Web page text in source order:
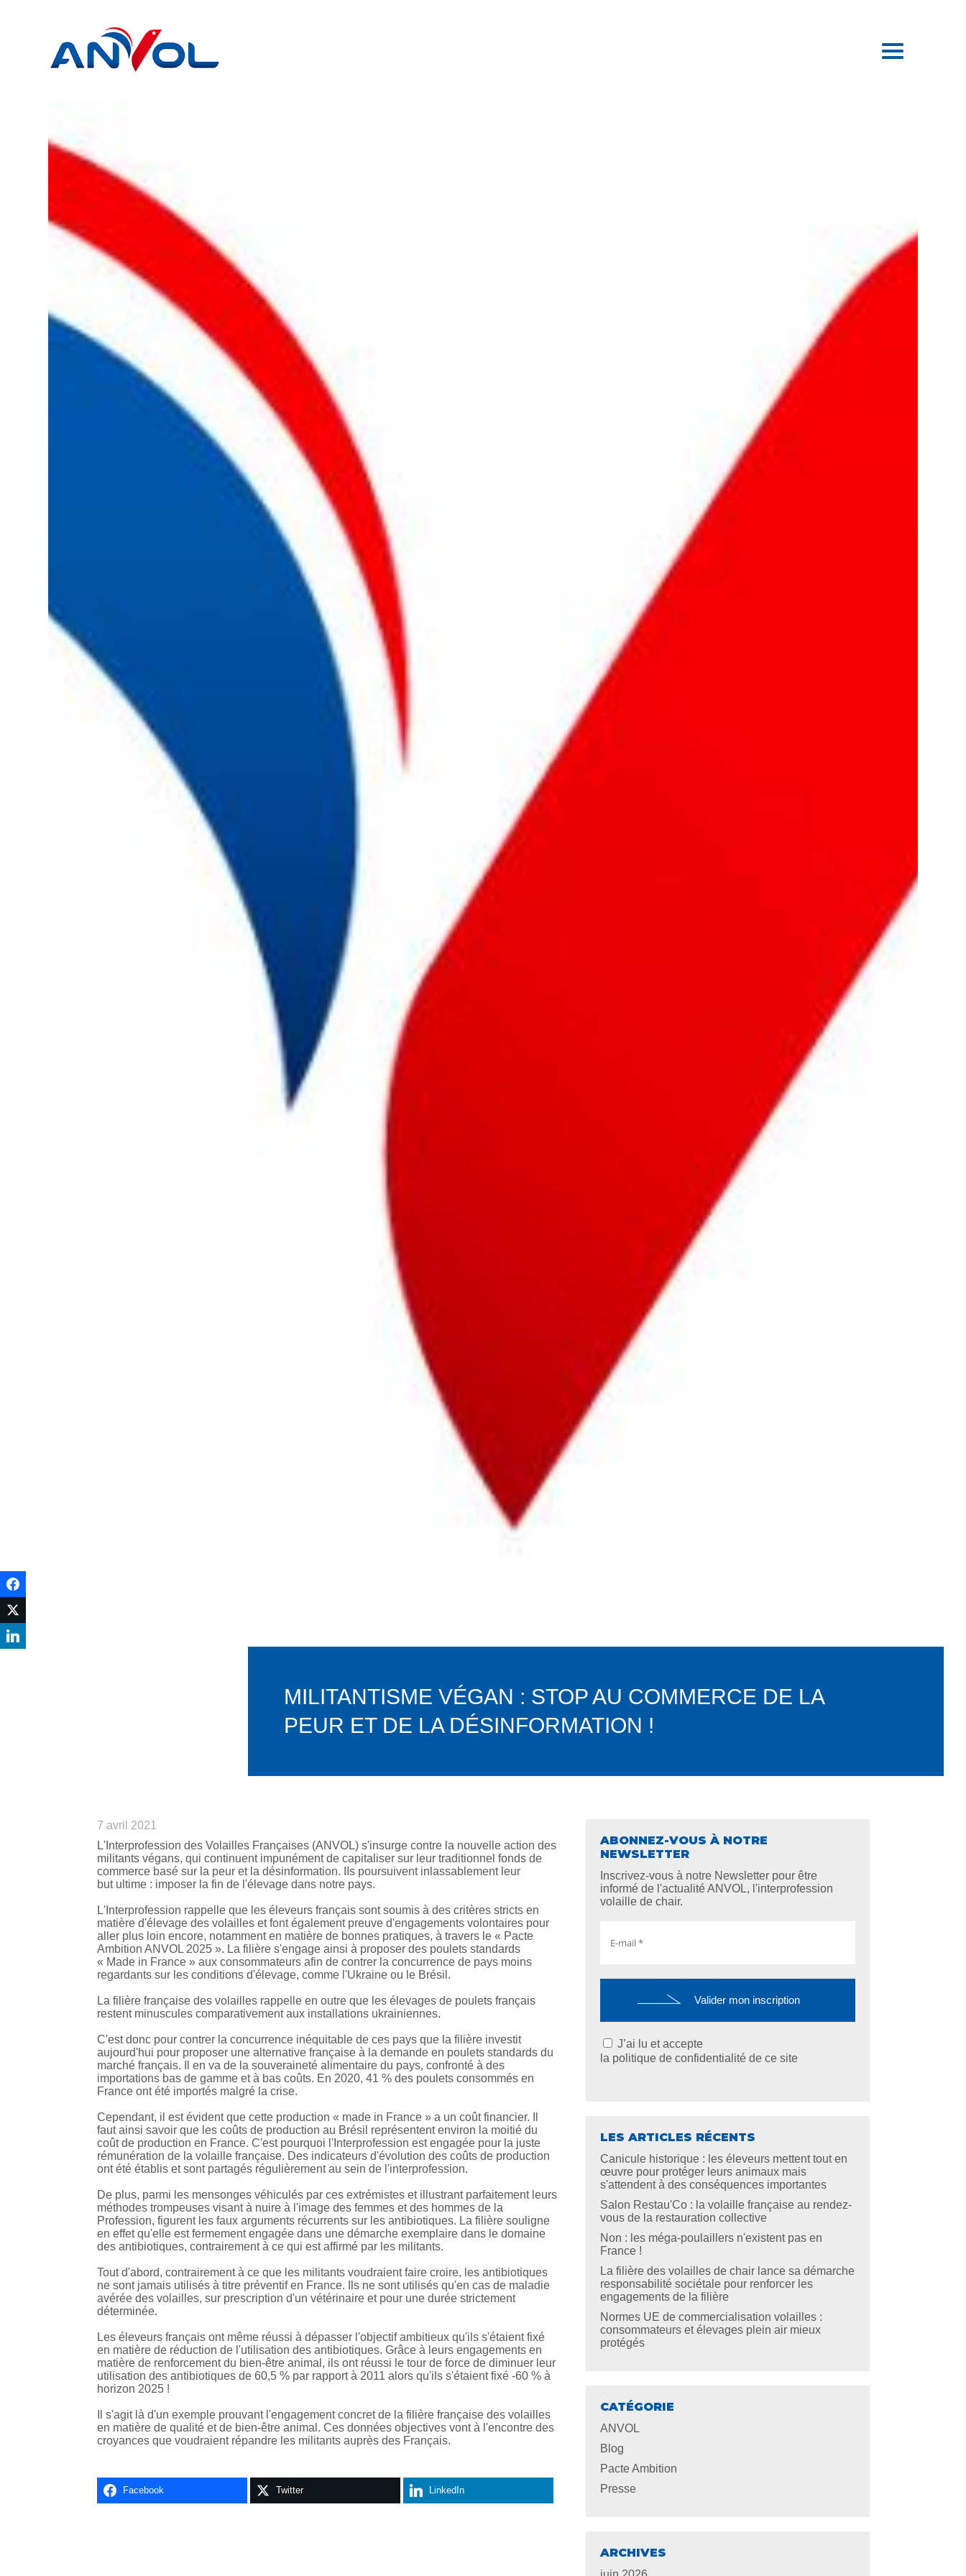
MILITANTISME VÉGAN : STOP AU COMMERCE DE LA
PEUR ET DE LA DÉSINFORMATION !
7 avril 2021
L'Interprofession des Volailles Françaises (ANVOL) s'insurge contre la nouvelle action des
militants végans, qui continuent impunément de capitaliser sur leur traditionnel fonds de
commerce basé sur la peur et la désinformation. IIs poursuivent inlassablement leur
but ultime : imposer la fin de l'élevage dans notre pays.
L'Interprofession rappelle que les éleveurs français sont soumis à des critères stricts en
matière d'élevage des volailles et font également preuve d'engagements volontaires pour
aller plus loin encore, notamment en matière de bonnes pratiques, à travers le « Pacte
Ambition ANVOL 2025 ». La filière s'engage ainsi à proposer des poulets standards
« Made in France » aux consommateurs afin de contrer la concurrence de pays moins
regardants sur les conditions d'élevage, comme l'Ukraine ou le Brésil.
La filière française des volailles rappelle en outre que les élevages de poulets français
restent minuscules comparativement aux installations ukrainiennes.
C'est donc pour contrer la concurrence inéquitable de ces pays que la filière investit
aujourd'hui pour proposer une alternative française à la demande en poulets standards du
marché français. Il en va de la souveraineté alimentaire du pays, confronté à des
importations bas de gamme et à bas coûts. En 2020, 41 % des poulets consommés en
France ont été importés malgré la crise.
Cependant, il est évident que cette production « made in France » a un coût financier. Il
faut ainsi savoir que les coûts de production au Brésil représentent environ la moitié du
coût de production en France. C'est pourquoi l'Interprofession est engagée pour la juste
rémunération de la volaille française. Des indicateurs d'évolution des coûts de production
ont été établis et sont partagés régulièrement au sein de l'interprofession.
De plus, parmi les mensonges véhiculés par ces extrémistes et illustrant parfaitement leurs
méthodes trompeuses visant à nuire à l'image des femmes et des hommes de la
Profession, figurent les faux arguments récurrents sur les antibiotiques. La filière souligne
en effet qu'elle est fermement engagée dans une démarche exemplaire dans le domaine
des antibiotiques, contrairement à ce qui est affirmé par les militants.
Tout d'abord, contrairement à ce que les militants voudraient faire croire, les antibiotiques
ne sont jamais utilisés à titre préventif en France. Ils ne sont utilisés qu'en cas de maladie
avérée des volailles, sur prescription d'un vétérinaire et pour une durée strictement
déterminée.
Les éleveurs français ont même réussi à dépasser l'objectif ambitieux qu'ils s'étaient fixé
en matière de réduction de l'utilisation des antibiotiques. Grâce à leurs engagements en
matière de renforcement du bien-être animal, ils ont réussi le tour de force de diminuer leur
utilisation des antibiotiques de 60,5 % par rapport à 2011 alors qu'ils s'étaient fixé -60 % à
horizon 2025 !
Il s'agit là d'un exemple prouvant l'engagement concret de la filière française des volailles
en matière de qualité et de bien-être animal. Ces données objectives vont à l'encontre des
croyances que voudraient répandre les militants auprès des Français.
Facebook Twitter LinkedIn
ABONNEZ-VOUS À NOTRE
NEWSLETTER
Inscrivez-vous à notre Newsletter pour être
informé de l'actualité ANVOL, l'interprofession
volaille de chair.
J’ai lu et accepte
la politique de confidentialité de ce site
LES ARTICLES RÉCENTS
Canicule historique : les éleveurs mettent tout en
œuvre pour protéger leurs animaux mais
s'attendent à des conséquences importantes
Salon Restau'Co : la volaille française au rendez-
vous de la restauration collective
Non : les méga-poulaillers n'existent pas en
France !
La filière des volailles de chair lance sa démarche
responsabilité sociétale pour renforcer les
engagements de la filière
Normes UE de commercialisation volailles :
consommateurs et élevages plein air mieux
protégés
CATÉGORIE
ANVOL
Blog
Pacte Ambition
Presse
ARCHIVES